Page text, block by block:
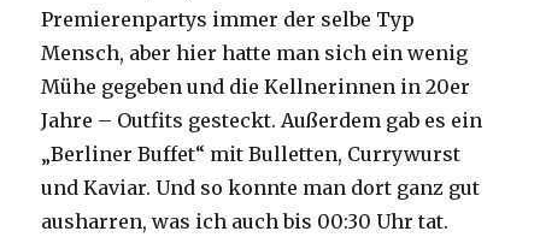
Premierenpartys immer der selbe Typ
Mensch, aber hier hatte man sich ein wenig
Mühe gegeben und die Kellnerinnen in 20er
Jahre – Outfits gesteckt. Außerdem gab es ein
„Berliner Buffet“ mit Bulletten, Currywurst
und Kaviar. Und so konnte man dort ganz gut
ausharren, was ich auch bis 00:30 Uhr tat.